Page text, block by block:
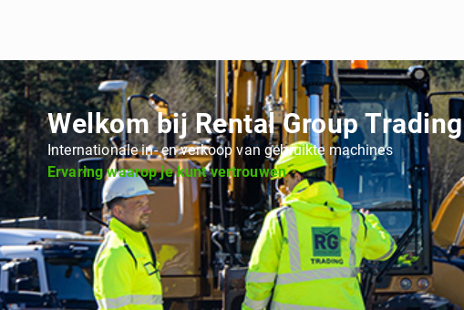
Welkom bij Rental Group Trading
Internationale in- en verkoop van gebruikte machines
Ervaring waarop je kunt vertrouwen